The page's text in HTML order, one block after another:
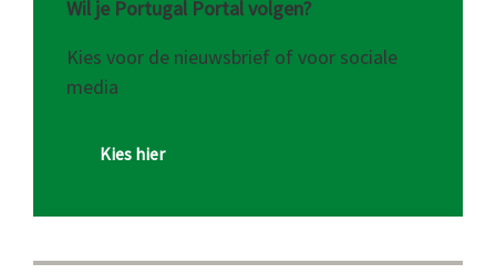
Wil je Portugal Portal volgen?
Kies voor de nieuwsbrief of voor sociale
media
Kies hier